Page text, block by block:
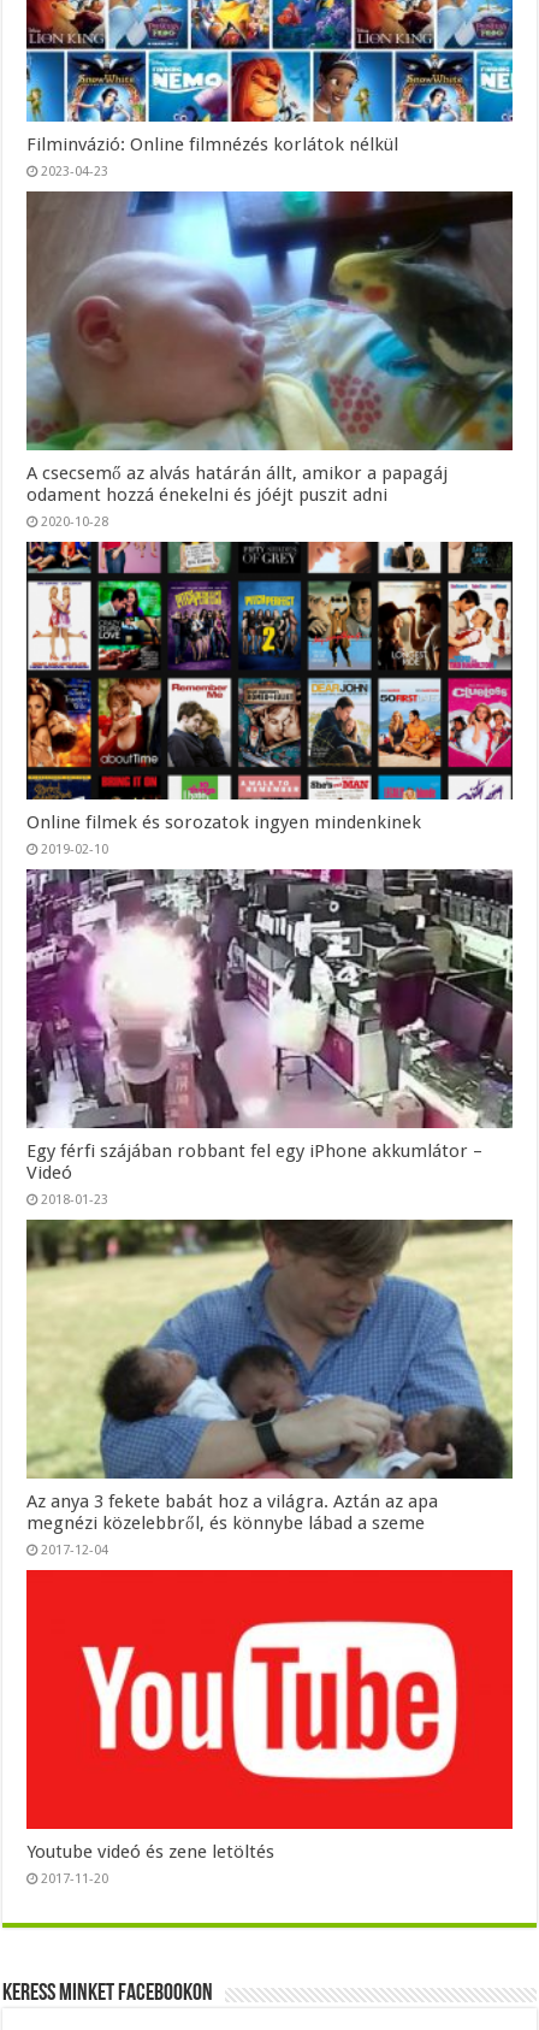
Filminvázió: Online filmnézés korlátok nélkül
2023-04-23
A csecsemő az alvás határán állt, amikor a papagáj
odament hozzá énekelni és jóéjt puszit adni
2020-10-28
Online filmek és sorozatok ingyen mindenkinek
2019-02-10
Egy férfi szájában robbant fel egy iPhone akkumlátor –
Videó
2018-01-23
Az anya 3 fekete babát hoz a világra. Aztán az apa
megnézi közelebbről, és könnybe lábad a szeme
2017-12-04
Youtube videó és zene letöltés
2017-11-20
Keress minket Facebookon